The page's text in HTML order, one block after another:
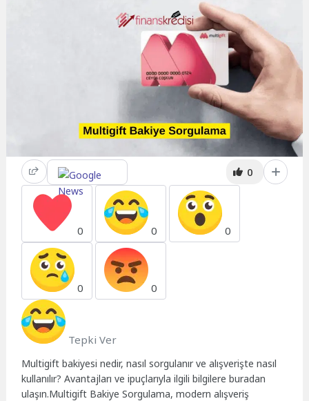
0
0 0 0
0 0
Tepki Ver
Multigift bakiyesi nedir, nasıl sorgulanır ve alışverişte nasıl
kullanılır? Avantajları ve ipuçlarıyla ilgili bilgilere buradan
ulaşın.Multigift Bakiye Sorgulama, modern alışveriş